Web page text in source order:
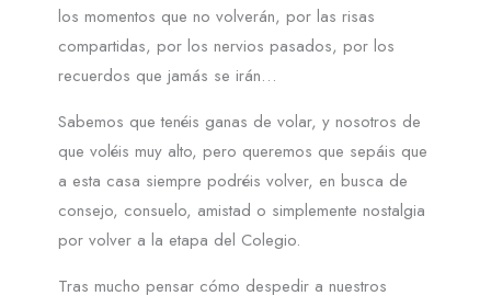
los momentos que no volverán, por las risas
compartidas, por los nervios pasados, por los
recuerdos que jamás se irán…
Sabemos que tenéis ganas de volar, y nosotros de
que voléis muy alto, pero queremos que sepáis que
a esta casa siempre podréis volver, en busca de
consejo, consuelo, amistad o simplemente nostalgia
por volver a la etapa del Colegio.
Tras mucho pensar cómo despedir a nuestros